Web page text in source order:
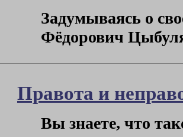
Задумываясь о
Фёдорович
Правота и
Вы знаете, что